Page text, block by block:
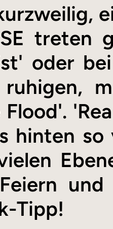
treten
oder
hinten so
Tipp!